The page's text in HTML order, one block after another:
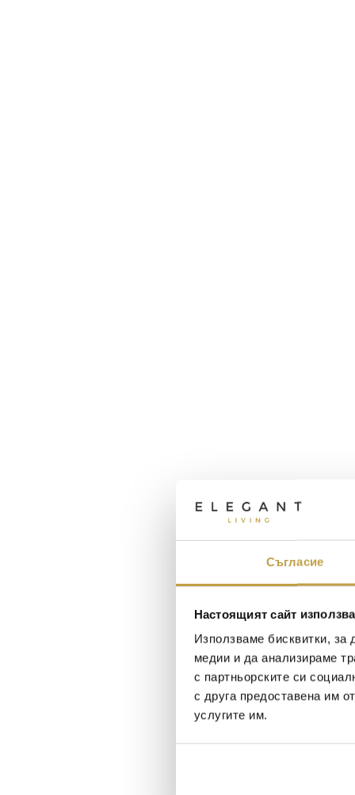
Съгласие
Настоящият сайт
Използваме бисквитки,
медии и да анализираме
с партньорските си
с друга предоставена им
услугите им.